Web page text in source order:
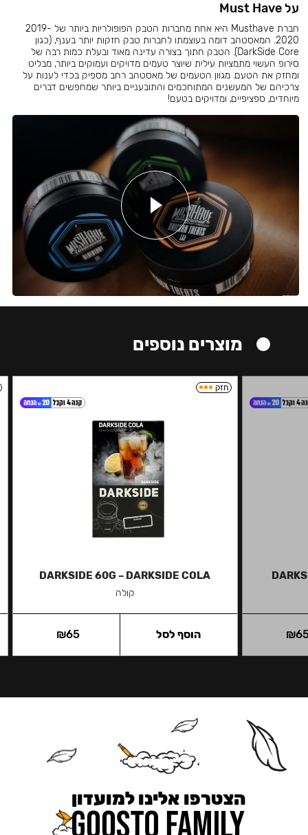
על Must Have
חברת Musthave היא אחת מחברות הטבק הפופולריות ביותר של 2019-
2020. המאסטהב דומה בעוצמתו לחברות טבק חזקות יותר בענף, (כגון
DarkSide Core). הטבק חתוך בצורה עדינה מאוד ובעלת כמות רבה של
סירופ העשוי מתמציות עילית שיוצר טעמים מדויקים ועמוקים ביותר, מבליט
ומחזק את הטעם. מגוון הטעמים של מאסטהב רחב מספיק בכדי לענות על
צרכיהם של המעשנים המתוחכמים והתובעניים ביותר שמחפשים דברים
מיוחדים, ספציפיים, ומדויקים בטעם!
מוצרים נוספים
₪
חזק
DARKSIDE 60G – DARKSIDE COLA
קולה
₪65 הוסף לסל
הצטרפו אלינו למועדון